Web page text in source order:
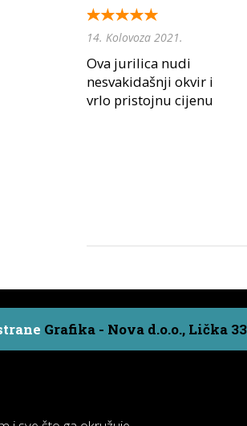
14. Kolovoza 2021.
Ova jurilica nudi
nesvakidašnji okvir i
vrlo pristojnu cijenu
Grafika - Nova d.o.o., Lička